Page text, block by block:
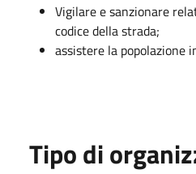
Vigilare e sanzionare
codice della strada;
assistere la popolazione
Tipo di